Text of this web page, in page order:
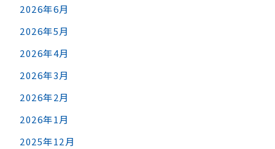
2026年6月
2026年5月
2026年4月
2026年3月
2026年2月
2026年1月
2025年12月